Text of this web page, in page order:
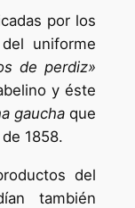
por los
uniforme
de perdiz»
y éste
gaucha que
1858.
del
también